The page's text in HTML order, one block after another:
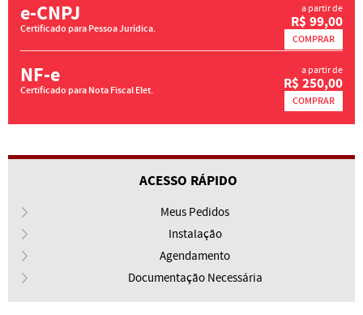
e-CNPJ
Certificado para Pessoa Jurídica.
a partir de
R$ 99,00
COMPRAR
NF-e
Certificado para Nota Fiscal Elet.
a partir de
R$ 250,00
COMPRAR
ACESSO RÁPIDO
Meus Pedidos
Instalação
Agendamento
Documentação Necessária